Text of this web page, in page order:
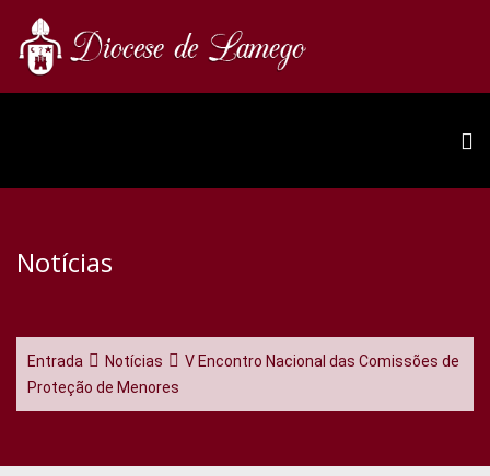
Notícias
Entrada Notícias
V Encontro Nacional das Comissões de
Proteção de Menores